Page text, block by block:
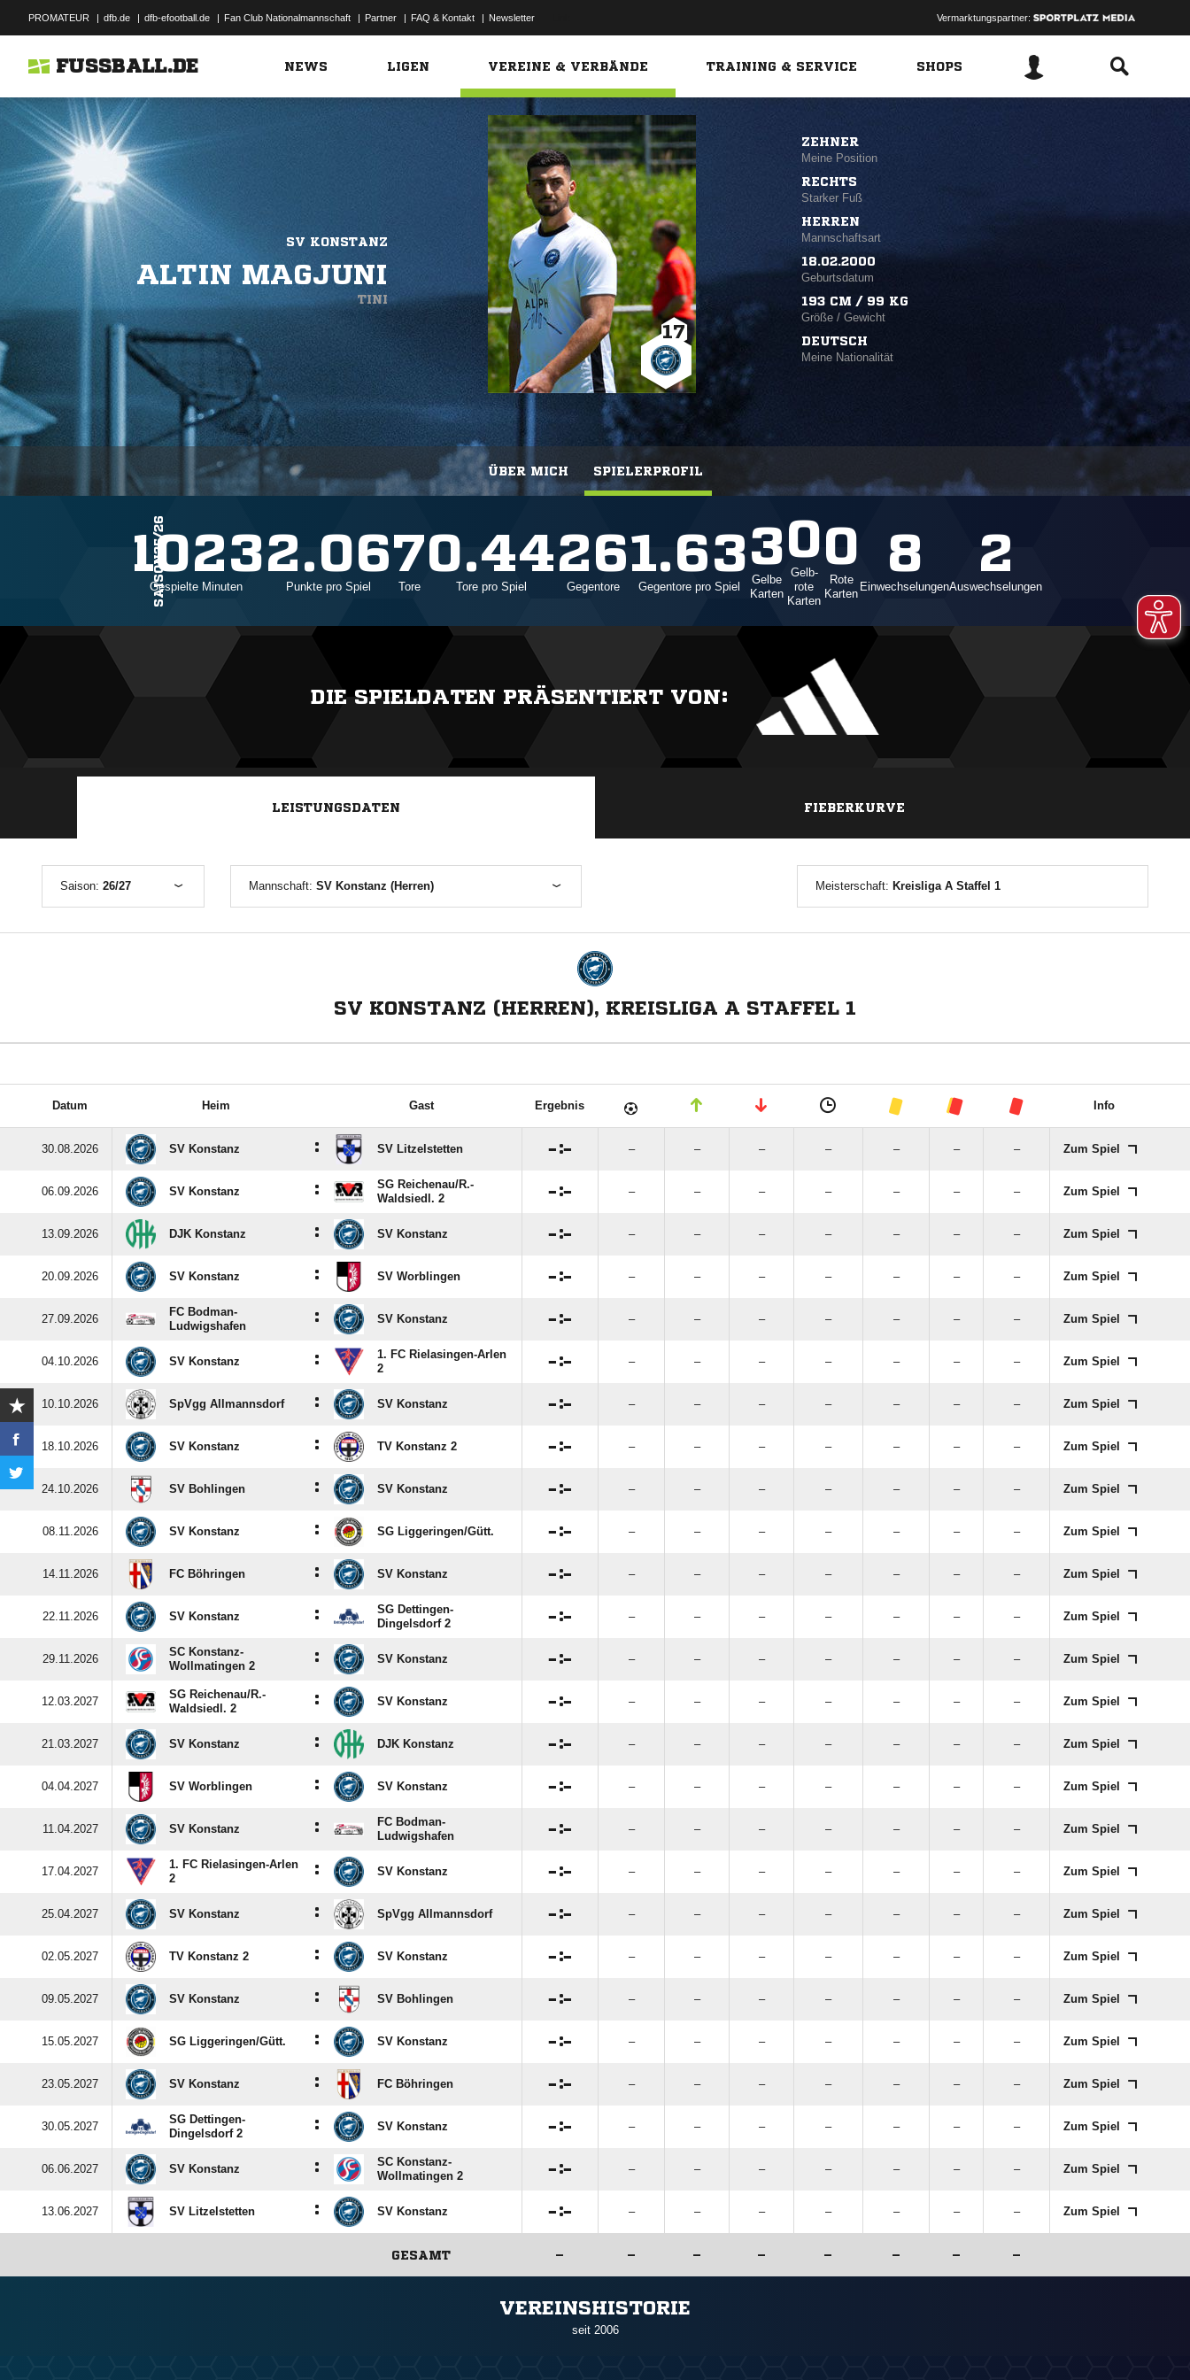
PROMATEUR | dfb.de | dfb-efootball.de | Fan Club Nationalmannschaft | Partner | FAQ & Kontakt | Newsletter Vermarktungspartner:
FUSSBALL.DE NEWS LIGEN VEREINE & VERBÄNDE TRAINING & SERVICE SHOPS
ÜBER MICH SPIELERPROFIL
SV KONSTANZ
ALTIN MAGJUNI
17
TINI
ZEHNER
Meine Position
RECHTS
Starker Fuß
HERREN
Mannschaftsart
18.02.2000
Geburtsdatum
193 CM / 99 KG
Größe / Gewicht
DEUTSCH
Meine Nationalität
SAISON25/26
1023
Gespielte Minuten
2.06
Punkte pro Spiel
7
Tore
0.44
Tore pro Spiel
26
Gegentore
1.63
Gegentore pro Spiel
3
Gelbe
Karten
0
Gelb-
rote
Karten
0
Rote
Karten
8
Einwechselungen
2
Auswechselungen
DIE SPIELDATEN PRÄSENTIERT VON:
LEISTUNGSDATEN FIEBERKURVE
Saison: 26/27 Mannschaft:SV Konstanz (Herren) Meisterschaft: Kreisliga A Staffel 1
SV KONSTANZ (HERREN), KREISLIGA A STAFFEL 1
Datum Heim Gast Ergebnis Info
30.08.2026 SV Konstanz : SV Litzelstetten : – – – – – – – Zum Spiel
06.09.2026 SV Konstanz :
SG Reichenau/​R.-
Waldsiedl. 2
: – – – – – – – Zum Spiel
13.09.2026 DJK Konstanz : SV Konstanz : – – – – – – – Zum Spiel
20.09.2026 SV Konstanz : SV Worblingen : – – – – – – – Zum Spiel
27.09.2026
FC Bodman-
Ludwigshafen
: SV Konstanz : – – – – – – – Zum Spiel
04.10.2026 SV Konstanz :
1. FC Rielasingen-Arlen
2
: – – – – – – – Zum Spiel
10.10.2026 SpVgg Allmannsdorf : SV Konstanz : – – – – – – – Zum Spiel
18.10.2026 SV Konstanz : TV Konstanz 2 : – – – – – – – Zum Spiel
24.10.2026 SV Bohlingen : SV Konstanz : – – – – – – – Zum Spiel
08.11.2026 SV Konstanz : SG Liggeringen/​Gütt. : – – – – – – – Zum Spiel
14.11.2026 FC Böhringen : SV Konstanz : – – – – – – – Zum Spiel
22.11.2026 SV Konstanz :
SG Dettingen-
Dingelsdorf 2
: – – – – – – – Zum Spiel
29.11.2026
SC Konstanz-
Wollmatingen 2
: SV Konstanz : – – – – – – – Zum Spiel
12.03.2027
SG Reichenau/​R.-
Waldsiedl. 2
: SV Konstanz : – – – – – – – Zum Spiel
21.03.2027 SV Konstanz : DJK Konstanz : – – – – – – – Zum Spiel
04.04.2027 SV Worblingen : SV Konstanz : – – – – – – – Zum Spiel
11.04.2027 SV Konstanz :
FC Bodman-
Ludwigshafen
: – – – – – – – Zum Spiel
17.04.2027
1. FC Rielasingen-Arlen
2
: SV Konstanz : – – – – – – – Zum Spiel
25.04.2027 SV Konstanz : SpVgg Allmannsdorf : – – – – – – – Zum Spiel
02.05.2027 TV Konstanz 2 : SV Konstanz : – – – – – – – Zum Spiel
09.05.2027 SV Konstanz : SV Bohlingen : – – – – – – – Zum Spiel
15.05.2027 SG Liggeringen/​Gütt. : SV Konstanz : – – – – – – – Zum Spiel
23.05.2027 SV Konstanz : FC Böhringen : – – – – – – – Zum Spiel
30.05.2027
SG Dettingen-
Dingelsdorf 2
: SV Konstanz : – – – – – – – Zum Spiel
06.06.2027 SV Konstanz :
SC Konstanz-
Wollmatingen 2
: – – – – – – – Zum Spiel
13.06.2027 SV Litzelstetten : SV Konstanz : – – – – – – – Zum Spiel
GESAMT – – – – – – – –
VEREINSHISTORIE
seit 2006